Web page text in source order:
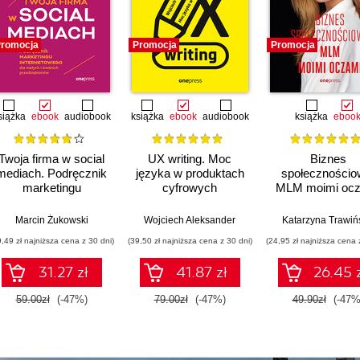
Tomasz Trzósło
ebook audiobook
firma w social
Podręcznik
marketingu
małych i średnich
Wydanie IV
poszerzone
Marcin Żukowski
zł najniższa cena z 30 dni)
31.27 zł
59.00zł (-47%)
Promocja
książka ebook audiobook
UX writing. Moc
języka w produktach
cyfrowych
Wojciech Aleksander
(39,50 zł najniższa cena z 30 dni)
41.87 zł
79.00zł (-47%)
Promocja
książka ebook
Biznes
MLM moimi
Katarzyna
(24,95 zł najniższa cena
26.45
49.90zł (-